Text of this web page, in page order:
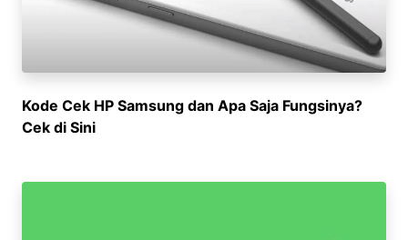
Kode Cek HP Samsung dan Apa Saja Fungsinya?
Cek di Sini